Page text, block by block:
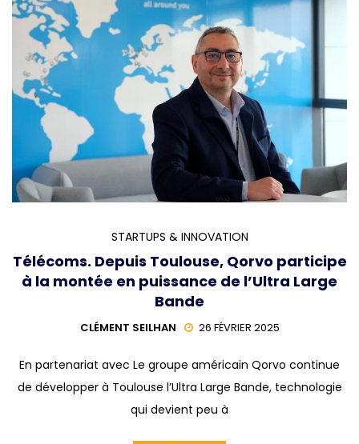
STARTUPS & INNOVATION
Télécoms. Depuis Toulouse, Qorvo participe
à la montée en puissance de l’Ultra Large
Bande
CLÉMENT SEILHAN 26 FÉVRIER 2025
En partenariat avec Le groupe américain Qorvo continue
de développer à Toulouse l’Ultra Large Bande, technologie
qui devient peu à